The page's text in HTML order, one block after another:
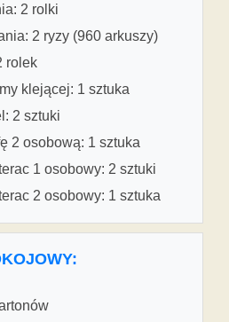
2 rolki
2 ryzy (960 arkuszy)
rolek
klejącej: 1 sztuka
2 sztuki
2 osobową: 1 sztuka
1 osobowy: 2 sztuki
2 osobowy: 1 sztuka